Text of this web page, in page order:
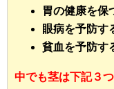
胃の健康を保
眼病を予防す
貧血を予防す
中でも茎は下記３